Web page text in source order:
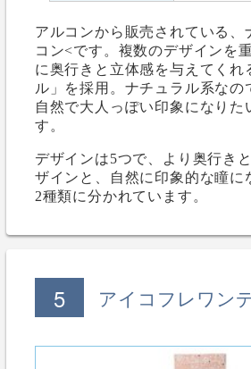
アルコンから販売されている、
コン<です。複数のデザインを
に奥行きと立体感を与えてくれ
ル」を採用。ナチュラル系なの
自然で大人っぽい印象になりた
す。
デザインは5つで、より奥行き
ザインと、自然に印象的な瞳に
2種類に分かれています。
5 アイコフレワン